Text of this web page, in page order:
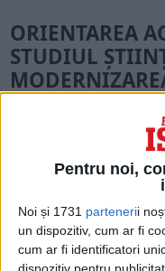
Pentru noi,
Noi și 1731 partenerii
un dispozitiv, cum ar fi
cum ar fi identificatori
ORIENTAREA
STUDIUL
ÎNVĂȚARE,
PROFESORILOR
Elevii care nu-și
aveau totuși
un număr
anumită origine: